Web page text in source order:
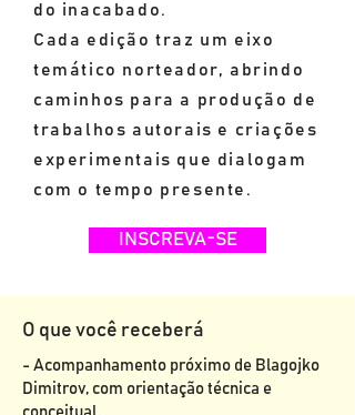
do inacabado.
Cada edição traz um eixo
temático norteador, abrindo
caminhos para a produção de
trabalhos autorais e criações
experimentais que dialogam
com o tempo presente.
INSCREVA-SE
O que você receberá
- Acompanhamento próximo de Blagojko
Dimitrov, com orientação técnica e